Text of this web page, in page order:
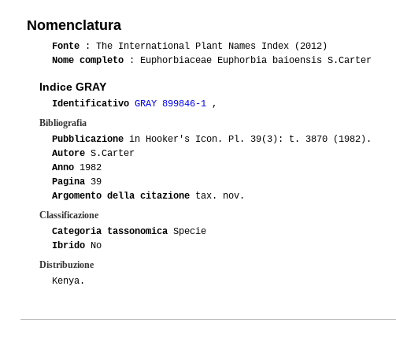
Nomenclatura
Fonte : The International Plant Names Index (2012)
Nome completo : Euphorbiaceae Euphorbia baioensis S.Carter
Indice GRAY
Identificativo GRAY 899846-1 ,
Bibliografia
Pubblicazione in Hooker's Icon. Pl. 39(3): t. 3870 (1982).
Autore S.Carter
Anno 1982
Pagina 39
Argomento della citazione tax. nov.
Classificazione
Categoria tassonomica Specie
Ibrido No
Distribuzione
Kenya.